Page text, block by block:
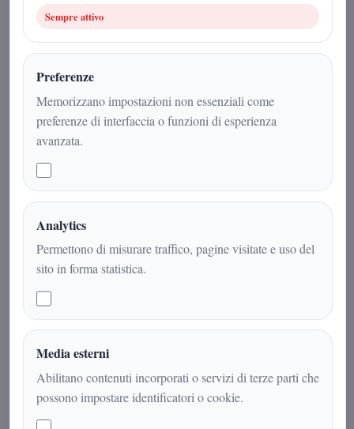
L’Italia ha perso 1-4 in casa contro la
Norvegia nella partita di
qualificazione al 2026 FIFA World
Cup qualification. Con questa vittoria,
la Norvegia è prima nel girone e si
qualifica direttamente al Mondiale.
L’Italia, dunque, dovrà passare dai
play off per tentare l’accesso alla
competizione.
Sempre attivo
Preferenze
Memorizzano impostazioni non essenziali come
preferenze di interfaccia o funzioni di esperienza
avanzata.
Analytics
Permettono di misurare traffico, pagine visitate e uso del
sito in forma statistica.
Media esterni
Abilitano contenuti incorporati o servizi di terze parti che
possono impostare identificatori o cookie.